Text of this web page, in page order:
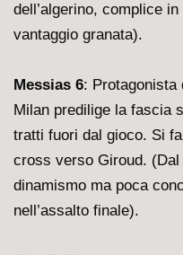
dell’algerino, complice
vantaggio granata).
Messias 6: Protagonista
Milan predilige la fascia
tratti fuori dal gioco. Si
cross verso Giroud. (Dal
dinamismo ma poca
nell’assalto finale).